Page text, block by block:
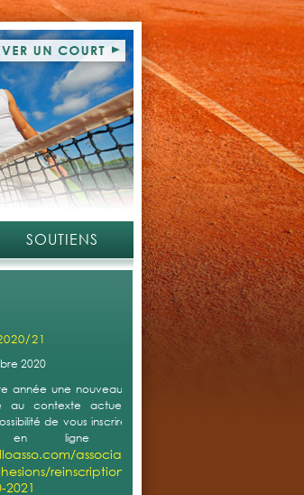
SOUTIENS
2018
l’accès aux courts extérieurs de
des raisons de sécurité. Ce
Dès jeudi, la société Cotennis,
pour transformer les courts, va
phase de travaux. Il s’agira dans
le support existant en bouchant
et rattrapant les flashes. Des